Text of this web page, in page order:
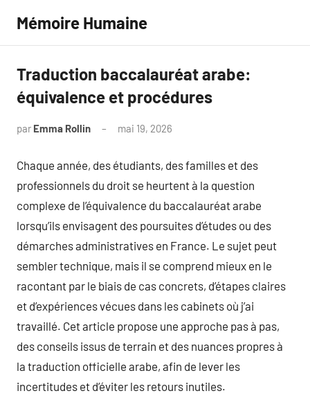
contenu
Mémoire Humaine
Traduction baccalauréat arabe:
équivalence et procédures
par Emma Rollin mai 19, 2026
Chaque année, des étudiants, des familles et des
professionnels du droit se heurtent à la question
complexe de l’équivalence du baccalauréat arabe
lorsqu’ils envisagent des poursuites d’études ou des
démarches administratives en France. Le sujet peut
sembler technique, mais il se comprend mieux en le
racontant par le biais de cas concrets, d’étapes claires
et d’expériences vécues dans les cabinets où j’ai
travaillé. Cet article propose une approche pas à pas,
des conseils issus de terrain et des nuances propres à
la traduction officielle arabe, afin de lever les
incertitudes et d’éviter les retours inutiles.